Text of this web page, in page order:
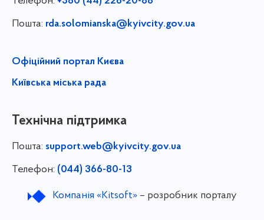
Пошта: rda.solomianska@kyivcity.gov.ua
Офіційний портал Києва
Київська міська рада
Технічна підтримка
Пошта: support.web@kyivcity.gov.ua
Телефон: (044) 366-80-13
Компанія «Kitsoft»– розробник порталу